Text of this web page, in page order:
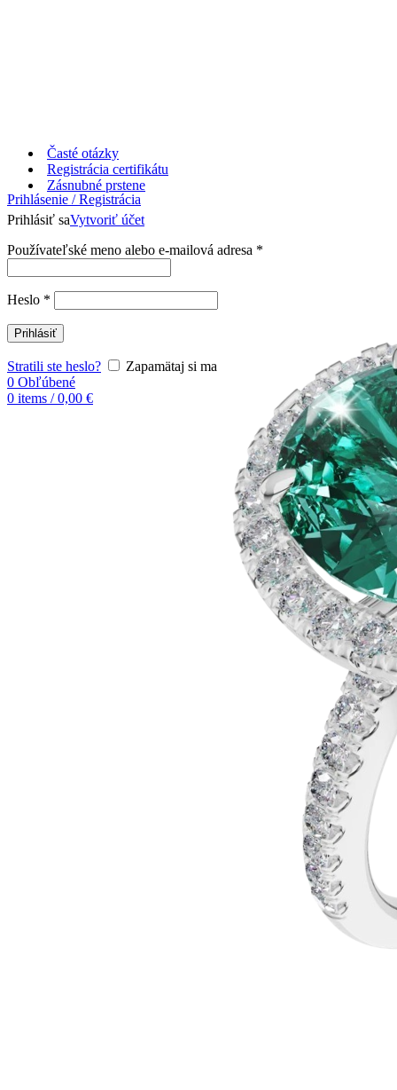
Časté otázky
Registrácia certifikátu
Prihlásenie / Registrácia
Prihlásiť saVytvoriť účet
Používateľské meno alebo e-mailová adresa *
Heslo *
Prihlásiť
Stratili ste heslo?
Zapamätaj si ma
0 Obľúbené
0 items / 0,00 €
Zásnubné prstene